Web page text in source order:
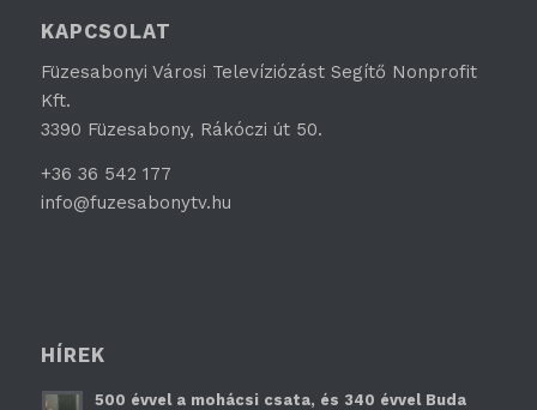
KAPCSOLAT
Füzesabonyi Városi Televíziózást Segítő Nonprofit
Kft.
3390 Füzesabony, Rákóczi út 50.
+36 36 542 177
info@fuzesabonytv.hu
HÍREK
500 évvel a mohácsi csata, és 340 évvel Buda